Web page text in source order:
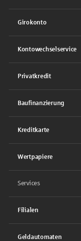
Girokonto
Kontowechselservice
Privatkredit
Baufinanzierung
Kreditkarte
Wertpapiere
Services
Filialen
Geldautomaten